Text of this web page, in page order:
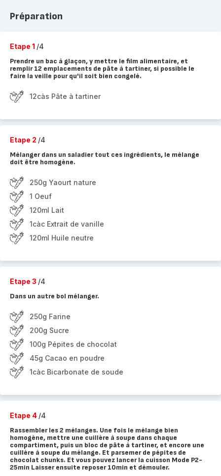
Préparation
Etape 1 /4
Prendre un bac à glaçon, y mettre le film alimentaire, et
remplir 12 emplacements de pâte à tartiner, si possible le
faire la veille pour qu'il soit bien congelé.
12càs Pâte à tartiner
Etape 2 /4
Mélanger dans un saladier tout ces ingrédients, le mélange
doit être homogène.
250g Yaourt nature
1 Oeuf
120ml Lait
1càc Extrait de vanille
120ml Huile neutre
Etape 3 /4
Dans un autre bol mélanger.
250g Farine
200g Sucre
100g Pépites de chocolat
45g Cacao en poudre
1càc Bicarbonate de soude
Etape 4 /4
Rassembler les 2 mélanges. Une fois le mélange bien
homogène, mettre une cuillère à soupe dans chaque
compartiment, puis un bloc de pâte à tartiner, et encore une
cuillère à soupe du mélange. Et parsemer de pépites de
chocolat chunks. Et vous pouvez lancer la cuisson Mode P2-
25min Laisser ensuite reposer 10min et démouler.